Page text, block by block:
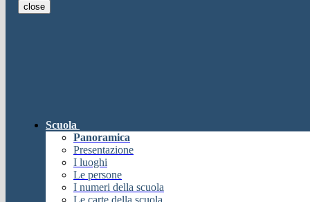
Chiudi
Informazione
Attendere...
Attendere il completamento dell'operazione...
close
Scuola
Panoramica
Presentazione
I luoghi
Le persone
I numeri della scuola
Le carte della scuola